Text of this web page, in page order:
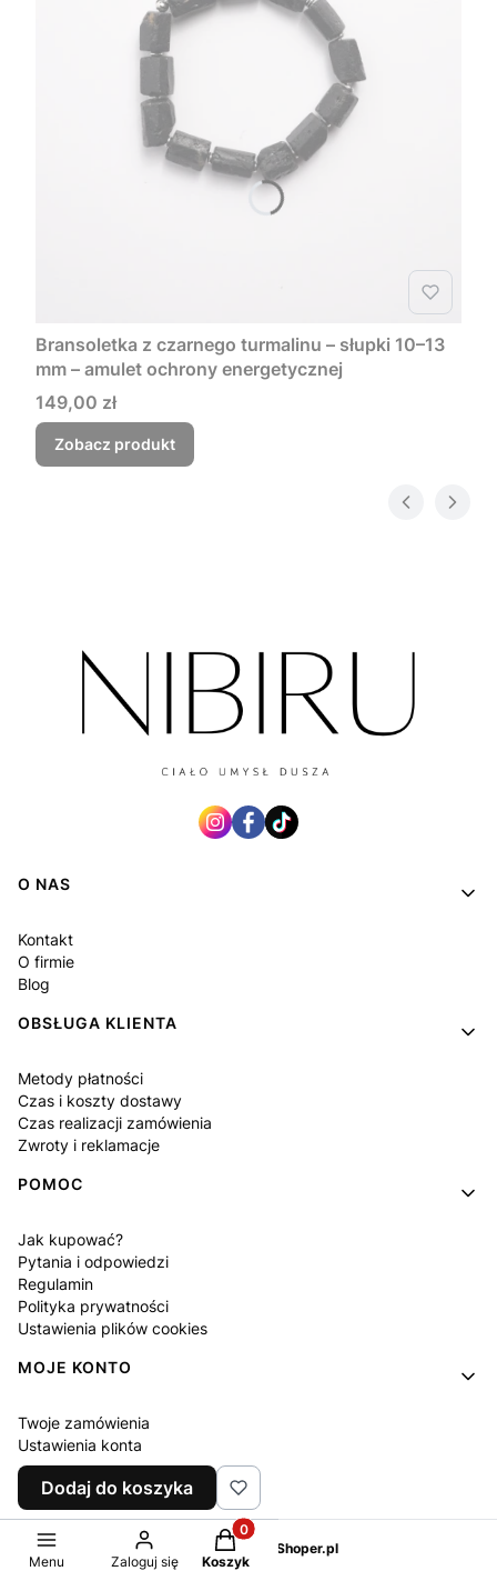
Bransoletka z czarnego turmalinu – słupki 10–13
mm – amulet ochrony energetycznej
Cena
149,00 zł
Zobacz produkt
Linki w stopce
O NAS
Kontakt
O firmie
Blog
OBSŁUGA KLIENTA
Metody płatności
Czas i koszty dostawy
Czas realizacji zamówienia
Zwroty i reklamacje
POMOC
Jak kupować?
Pytania i odpowiedzi
Regulamin
Polityka prywatności
Ustawienia plików cookies
MOJE KONTO
Twoje zamówienia
Ustawienia konta
Ulubione
Program lojalnościowy
Sklep internetowy Shoper.pl
Dodaj do koszyka
Menu Zaloguj się
Produkty w koszyku: 0. Zobacz
Koszyk